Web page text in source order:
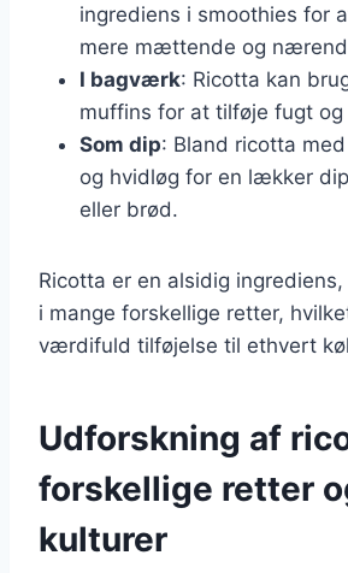
ingrediens i smoothies for
mere mættende og
I bagværk: Ricotta kan
muffins for at tilføje fugt og
Som dip: Bland ricotta
og hvidløg for en lækker
eller brød.
Ricotta er en alsidig
i mange forskellige retter,
værdifuld tilføjelse til ethvert
Udforskning af
forskellige retter
kulturer